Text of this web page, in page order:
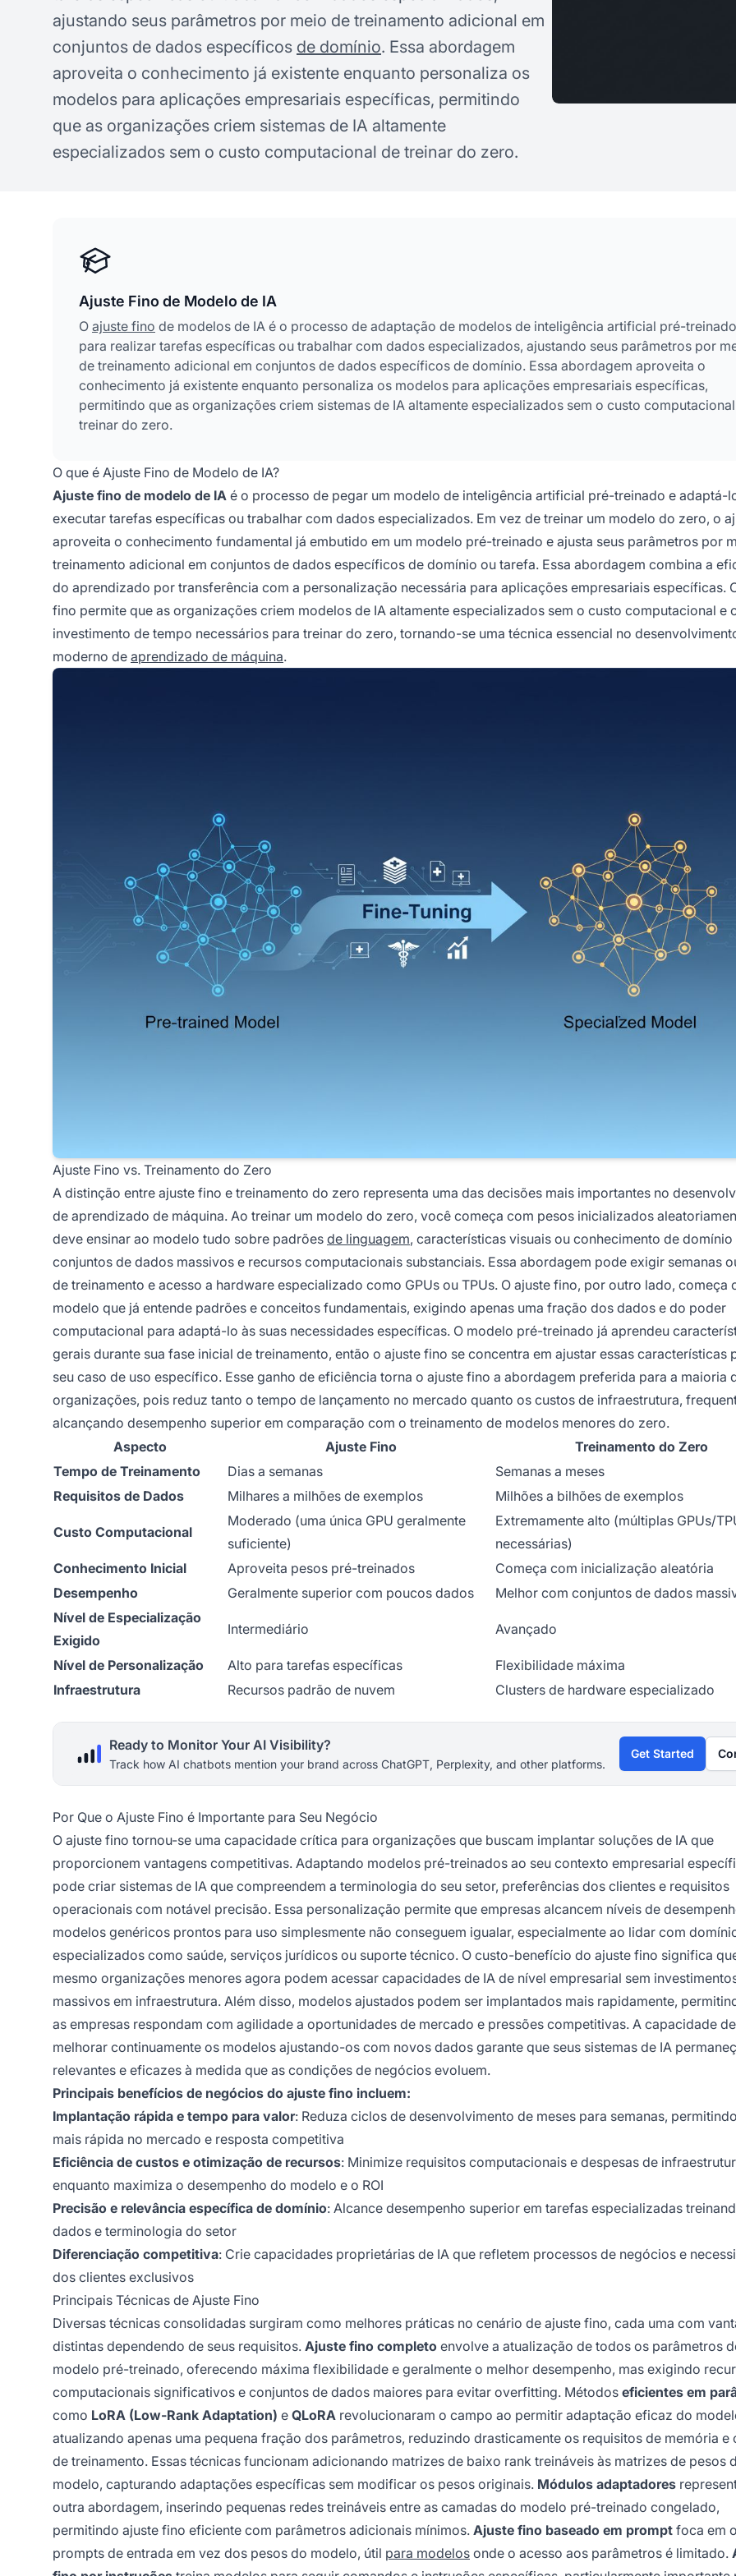
ajustando seus parâmetros por meio de treinamento adicional em
conjuntos de dados específicos de domínio. Essa abordagem
aproveita o conhecimento já existente enquanto personaliza os
modelos para aplicações empresariais específicas, permitindo
que as organizações criem sistemas de IA altamente
especializados sem o custo computacional de treinar do zero.
Ajuste Fino de Modelo de IA
O ajuste fino de modelos de IA é o processo de adaptação de modelos de inteligência artificial pré-
para realizar tarefas específicas ou trabalhar com dados especializados, ajustando seus parâmetros por
de treinamento adicional em conjuntos de dados específicos de domínio. Essa abordagem aproveita o
conhecimento já existente enquanto personaliza os modelos para aplicações empresariais específicas,
permitindo que as organizações criem sistemas de IA altamente especializados sem o custo
treinar do zero.
O que é Ajuste Fino de Modelo de IA?
Ajuste fino de modelo de IA é o processo de pegar um modelo de inteligência artificial pré-treinado e adaptá-
executar tarefas específicas ou trabalhar com dados especializados. Em vez de treinar um modelo do zero, o
aproveita o conhecimento fundamental já embutido em um modelo pré-treinado e ajusta seus parâmetros por
treinamento adicional em conjuntos de dados específicos de domínio ou tarefa. Essa abordagem combina a
do aprendizado por transferência com a personalização necessária para aplicações empresariais específicas.
fino permite que as organizações criem modelos de IA altamente especializados sem o custo computacional e
investimento de tempo necessários para treinar do zero, tornando-se uma técnica essencial no
moderno de aprendizado de máquina.
Ajuste Fino vs. Treinamento do Zero
A distinção entre ajuste fino e treinamento do zero representa uma das decisões mais importantes no
de aprendizado de máquina. Ao treinar um modelo do zero, você começa com pesos inicializados
deve ensinar ao modelo tudo sobre padrões de linguagem, características visuais ou conhecimento de domínio
conjuntos de dados massivos e recursos computacionais substanciais. Essa abordagem pode exigir semanas
de treinamento e acesso a hardware especializado como GPUs ou TPUs. O ajuste fino, por outro lado, começa
modelo que já entende padrões e conceitos fundamentais, exigindo apenas uma fração dos dados e do poder
computacional para adaptá-lo às suas necessidades específicas. O modelo pré-treinado já aprendeu
gerais durante sua fase inicial de treinamento, então o ajuste fino se concentra em ajustar essas características
seu caso de uso específico. Esse ganho de eficiência torna o ajuste fino a abordagem preferida para a maioria
organizações, pois reduz tanto o tempo de lançamento no mercado quanto os custos de infraestrutura,
alcançando desempenho superior em comparação com o treinamento de modelos menores do zero.
Aspecto
Ajuste Fino
Treinamento do Zero
Tempo de Treinamento
Dias a semanas
Semanas a meses
Requisitos de Dados
Milhares a milhões de exemplos Milhões a bilhões de exemplos
Custo Computacional
Moderado (uma única GPU geralmente
suficiente)
Extremamente alto (múltiplas GPUs/
necessárias)
Conhecimento Inicial
Aproveita pesos pré-treinados
Começa com inicialização aleatória
Desempenho
Geralmente superior com poucos dados
Melhor com conjuntos de dados
Nível de Especialização
Exigido
Intermediário Avançado
Nível de Personalização Alto para tarefas específicas
Flexibilidade máxima
Infraestrutura
Recursos padrão de nuvem Clusters de hardware especializado
Ready to Monitor Your AI Visibility?
Track how AI chatbots mention your brand across ChatGPT, Perplexity, and other platforms.
Get Started
Por Que o Ajuste Fino é Importante para Seu Negócio
O ajuste fino tornou-se uma capacidade crítica para organizações que buscam implantar soluções de IA que
proporcionem vantagens competitivas. Adaptando modelos pré-treinados ao seu contexto empresarial
pode criar sistemas de IA que compreendem a terminologia do seu setor, preferências dos clientes e requisitos
operacionais com notável precisão. Essa personalização permite que empresas alcancem níveis de
modelos genéricos prontos para uso simplesmente não conseguem igualar, especialmente ao lidar com
especializados como saúde, serviços jurídicos ou suporte técnico. O custo-benefício do ajuste fino significa
mesmo organizações menores agora podem acessar capacidades de IA de nível empresarial sem
massivos em infraestrutura. Além disso, modelos ajustados podem ser implantados mais rapidamente,
as empresas respondam com agilidade a oportunidades de mercado e pressões competitivas. A capacidade de
melhorar continuamente os modelos ajustando-os com novos dados garante que seus sistemas de IA
relevantes e eficazes à medida que as condições de negócios evoluem.
Principais benefícios de negócios do ajuste fino incluem:
Implantação rápida e tempo para valor: Reduza ciclos de desenvolvimento de meses para semanas,
mais rápida no mercado e resposta competitiva
Eficiência de custos e otimização de recursos: Minimize requisitos computacionais e despesas de
enquanto maximiza o desempenho do modelo e o ROI
Precisão e relevância específica de domínio: Alcance desempenho superior em tarefas especializadas
dados e terminologia do setor
Diferenciação competitiva: Crie capacidades proprietárias de IA que refletem processos de negócios e
dos clientes exclusivos
Principais Técnicas de Ajuste Fino
Diversas técnicas consolidadas surgiram como melhores práticas no cenário de ajuste fino, cada uma com
distintas dependendo de seus requisitos. Ajuste fino completo envolve a atualização de todos os parâmetros
modelo pré-treinado, oferecendo máxima flexibilidade e geralmente o melhor desempenho, mas exigindo
computacionais significativos e conjuntos de dados maiores para evitar overfitting. Métodos eficientes em
como LoRA (Low-Rank Adaptation) e QLoRA revolucionaram o campo ao permitir adaptação eficaz do
atualizando apenas uma pequena fração dos parâmetros, reduzindo drasticamente os requisitos de memória e
de treinamento. Essas técnicas funcionam adicionando matrizes de baixo rank treináveis às matrizes de pesos
modelo, capturando adaptações específicas sem modificar os pesos originais. Módulos adaptadores
outra abordagem, inserindo pequenas redes treináveis entre as camadas do modelo pré-treinado congelado,
permitindo ajuste fino eficiente com parâmetros adicionais mínimos. Ajuste fino baseado em prompt foca em
prompts de entrada em vez dos pesos do modelo, útil para modelos onde o acesso aos parâmetros é limitado.